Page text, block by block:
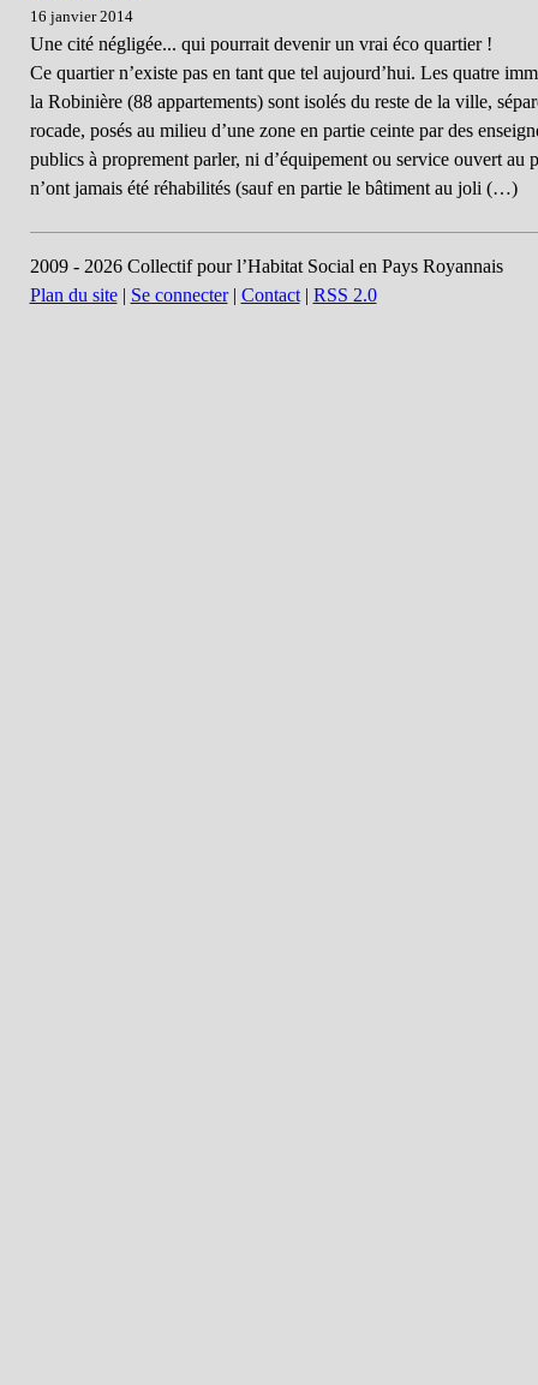
16 janvier 2014
Une cité négligée... qui pourrait devenir un vrai éco quartier !
Ce quartier n’existe pas en tant que tel aujourd’hui. Les quatre
la Robinière (88 appartements) sont isolés du reste de la ville,
rocade, posés au milieu d’une zone en partie ceinte par des
publics à proprement parler, ni d’équipement ou service ouvert
n’ont jamais été réhabilités (sauf en partie le bâtiment au joli (…)
2009 - 2026 Collectif pour l’Habitat Social en Pays Royannais
Plan du site| Se connecter| Contact| RSS 2.0